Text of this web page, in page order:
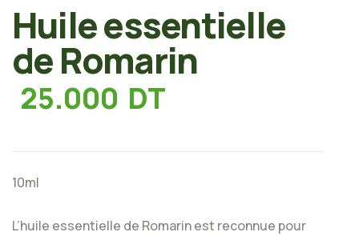
Huile essentielle
de Romarin
25.000 DT
10ml
L’huile essentielle de Romarin est reconnue pour